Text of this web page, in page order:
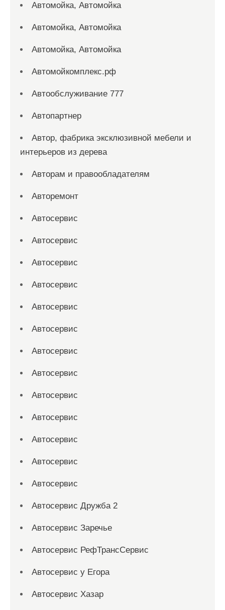
Автомойка, Автомойка
Автомойка, Автомойка
Автомойка, Автомойка
Автомойкомплекс.рф
Автообслуживание 777
Автопартнер
Автор, фабрика эксклюзивной мебели и
интерьеров из дерева
Авторам и правообладателям
Авторемонт
Автосервис
Автосервис
Автосервис
Автосервис
Автосервис
Автосервис
Автосервис
Автосервис
Автосервис
Автосервис
Автосервис
Автосервис
Автосервис
Автосервис Дружба 2
Автосервис Заречье
Автосервис РефТрансСервис
Автосервис у Егора
Автосервис Хазар